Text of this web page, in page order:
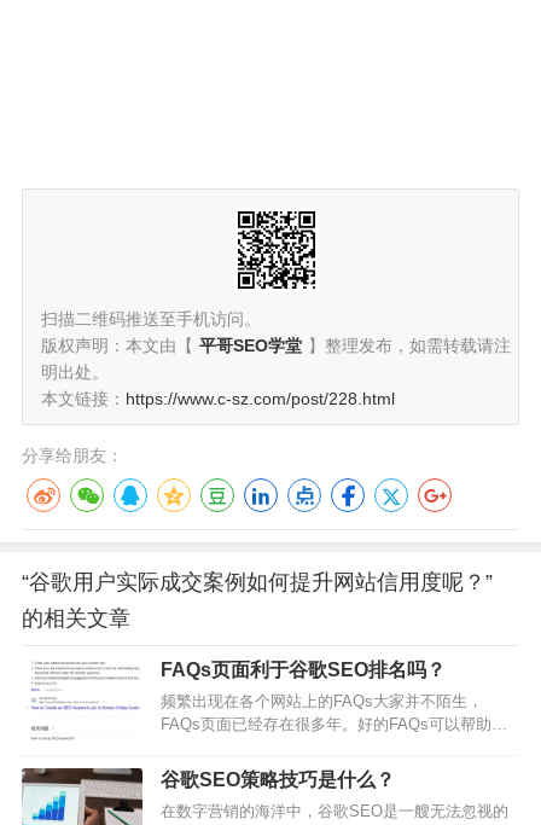
扫描二维码推送至手机访问。
版权声明：本文由【 平哥SEO学堂 】整理发布，如需转载请注
明出处。
本文链接： https://www.c-sz.com/post/228.html
分享给朋友：
“谷歌用户实际成交案例如何提升网站信用度呢？”
的相关文章
FAQs页面利于谷歌SEO排名吗？
频繁出现在各个网站上的FAQs大家并不陌生，
FAQs页面已经存在很多年。好的FAQs可以帮助我
联网人在阅读网页遇到困惑时不再直接寻找客服，
而是滑到FAQs，FAQs也促使客户自助服务日益成
为一种趋势。当我们在Google搜索问题，当大家向
谷歌SEO策略技巧是什么？
在数字营销的海洋中，谷歌SEO是一艘无法忽视的